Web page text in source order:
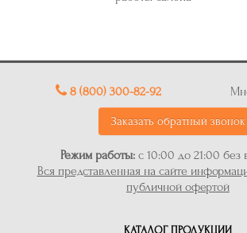
8 (800) 300-82-92
Заказать обратный звонок
Режим работы: с 10:00 до 21:00 без
Вся представленная на сайте
публичной офертой
КАТАЛОГ ПРОДУКЦИИ